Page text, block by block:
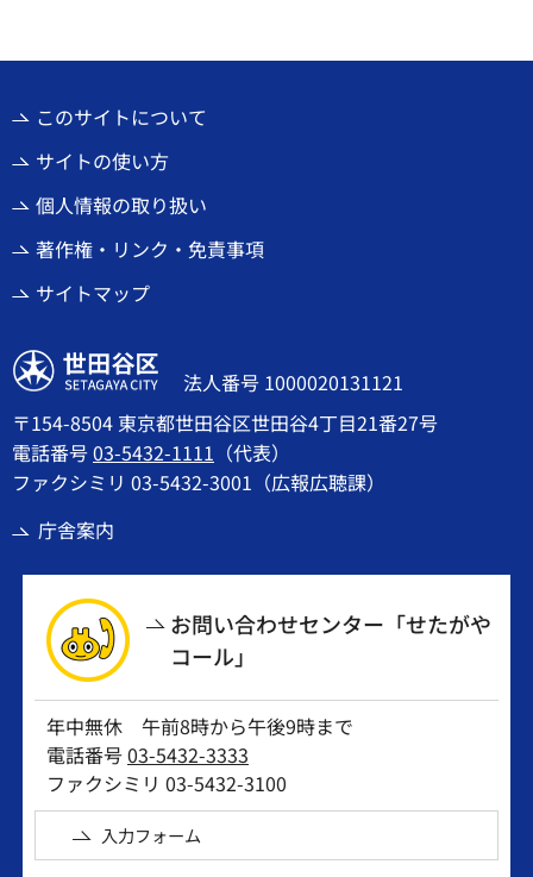
このサイトについて
サイトの使い方
個人情報の取り扱い
著作権・リンク・免責事項
サイトマップ
世田谷区
法人番号 1000020131121
〒154-8504 東京都世田谷区世田谷4丁目21番27号
電話番号03-5432-1111 （代表）
ファクシミリ 03-5432-3001（広報広聴課）
庁舎案内
お問い合わせセンター「せたがや
コール」
年中無休 午前8時から午後9時まで
電話番号03-5432-3333
ファクシミリ 03-5432-3100
入力フォーム